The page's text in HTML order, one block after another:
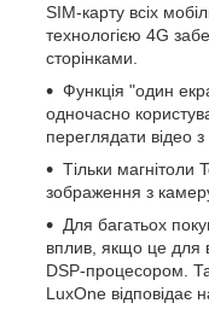
SIM-карту всіх
технологією 4G
сторінками.
Функція "один
одночасно
переглядати відео з
Тільки магнітоли
зображення з
Для багатьох
вплив, якщо це для
DSP-процесором.
LuxOne відповідає